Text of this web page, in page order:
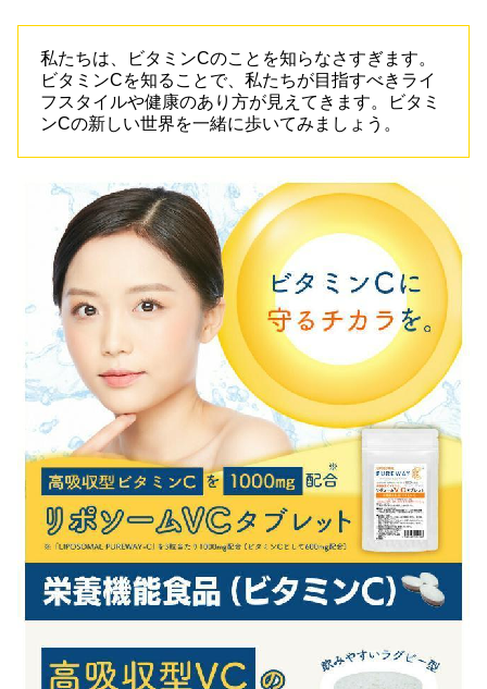
私たちは、ビタミンCのことを知らなさすぎます。
ビタミンCを知ることで、私たちが目指すべきライ
フスタイルや健康のあり方が見えてきます。ビタミ
ンCの新しい世界を一緒に歩いてみましょう。